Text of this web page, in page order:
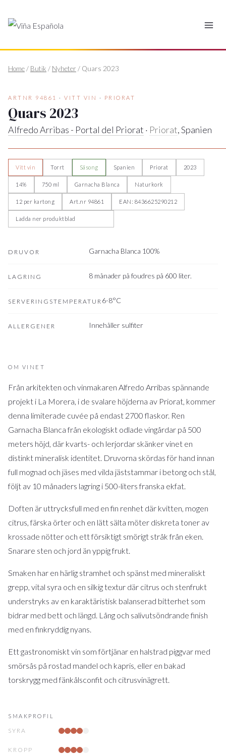
Home/ Butik / Nyheter / Quars 2023
ARTNR 94861 · VITT VIN · PRIORAT
Quars 2023
Alfredo Arribas - Portal del Priorat · Priorat, Spanien
Vitt vin Torrt Säsong Spanien Priorat 2023
14% 750 ml Garnacha Blanca Naturkork
12 per kartong Art.nr 94861 EAN: 8436625290212
DRUVOR Garnacha Blanca 100%
LAGRING 8 månader på foudres på 600 liter.
SERVERINGSTEMPERATUR 6-8°C
ALLERGENER Innehåller sulfiter
OM VINET
Från arkitekten och vinmakaren Alfredo Arribas spännande
projekt i La Morera, i de svalare höjderna av Priorat, kommer
denna limiterade cuvée på endast 2700 flaskor. Ren
Garnacha Blanca från ekologiskt odlade vingårdar på 500
meters höjd, där kvarts- och lerjordar skänker vinet en
distinkt mineralisk identitet. Druvorna skördas för hand innan
full mognad och jäses med vilda jäststammar i betong och stål,
följt av 10 månaders lagring i 500-liters franska ekfat.
Doften är uttrycksfull med en fin renhet där kvitten, mogen
citrus, färska örter och en lätt sälta möter diskreta toner av
krossade nötter och ett försiktigt smörigt stråk från eken.
Snarare sten och jord än yppig frukt.
Smaken har en härlig stramhet och spänst med mineraliskt
grepp, vital syra och en silkig textur där citrus och stenfrukt
understryks av en karaktäristisk balanserad bitterhet som
bidrar med bett och längd. Lång och salivutsöndrande finish
med en finkryddig nyans.
Ett gastronomiskt vin som förtjänar en halstrad piggvar med
smörsås på rostad mandel och kapris, eller en bakad
torskrygg med fänkålsconfit och citrusvinägrett.
SMAKPROFIL
SYRA
KROPP